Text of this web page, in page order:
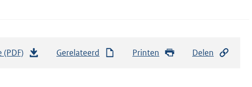
(PDF) Gerelateerd Printen Delen